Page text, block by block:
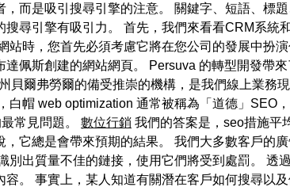
，而是吸引搜尋引擎的注意。 關鍵字、短語、標
搜尋引擎有吸引力。 首先，我們來看看CRM系
站時，您首先必須考慮它將在您公司的發展中扮
佩斯創建的網站網頁。 Persuva 的轉型開發帶
貝爾弗勞爾的備受推崇的機構，是我們線上業務
白帽 web optimization 通常被稱為「道德」SEO
常見問題。 數位行銷 我們的答案是，seo措施平
，它總是會帶來預期的結果。 我們大多數客戶的
別出質量不佳的鏈接，使用它們將受到處罰。
容。 事實上，某人知道有關潛在客戶如何搜尋以